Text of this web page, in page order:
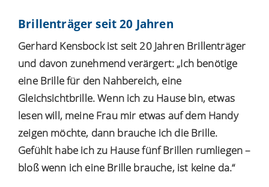
Brillenträger seit 20 Jahren
Gerhard Kensbock ist seit 20 Jahren Brillenträger
und davon zunehmend verärgert: „Ich benötige
eine Brille für den Nahbereich, eine
Gleichsichtbrille. Wenn ich zu Hause bin, etwas
lesen will, meine Frau mir etwas auf dem Handy
zeigen möchte, dann brauche ich die Brille.
Gefühlt habe ich zu Hause fünf Brillen rumliegen –
bloß wenn ich eine Brille brauche, ist keine da.“